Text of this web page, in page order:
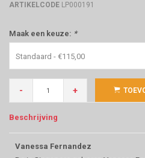
ARTIKELCODE LP000191
Maak een keuze: *
Standaard - €115,00
- +
Beschrijving
Vanessa Fernandez